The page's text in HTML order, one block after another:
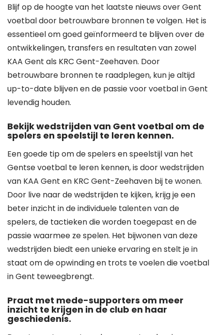
Blijf op de hoogte van het laatste nieuws over Gent
voetbal door betrouwbare bronnen te volgen. Het is
essentieel om goed geïnformeerd te blijven over de
ontwikkelingen, transfers en resultaten van zowel
KAA Gent als KRC Gent-Zeehaven. Door
betrouwbare bronnen te raadplegen, kun je altijd
up-to-date blijven en de passie voor voetbal in Gent
levendig houden.
Bekijk wedstrijden van Gent voetbal om de
spelers en speelstijl te leren kennen.
Een goede tip om de spelers en speelstijl van het
Gentse voetbal te leren kennen, is door wedstrijden
van KAA Gent en KRC Gent-Zeehaven bij te wonen.
Door live naar de wedstrijden te kijken, krijg je een
beter inzicht in de individuele talenten van de
spelers, de tactieken die worden toegepast en de
passie waarmee ze spelen. Het bijwonen van deze
wedstrijden biedt een unieke ervaring en stelt je in
staat om de opwinding en trots te voelen die voetbal
in Gent teweegbrengt.
Praat met mede-supporters om meer
inzicht te krijgen in de club en haar
geschiedenis.